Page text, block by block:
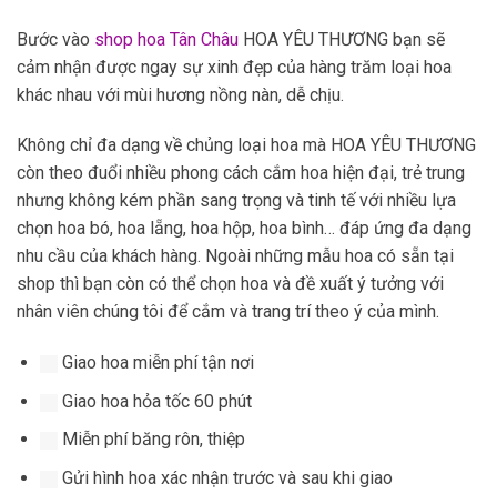
Bước vào shop hoa Tân Châu HOA YÊU THƯƠNG bạn sẽ
cảm nhận được ngay sự xinh đẹp của hàng trăm loại hoa
khác nhau với mùi hương nồng nàn, dễ chịu.
Không chỉ đa dạng về chủng loại hoa mà HOA YÊU THƯƠNG
còn theo đuổi nhiều phong cách cắm hoa hiện đại, trẻ trung
nhưng không kém phần sang trọng và tinh tế với nhiều lựa
chọn hoa bó, hoa lẵng, hoa hộp, hoa bình… đáp ứng đa dạng
nhu cầu của khách hàng. Ngoài những mẫu hoa có sẵn tại
shop thì bạn còn có thể chọn hoa và đề xuất ý tưởng với
nhân viên chúng tôi để cắm và trang trí theo ý của mình.
Giao hoa miễn phí tận nơi
Giao hoa hỏa tốc 60 phút
Miễn phí băng rôn, thiệp
Gửi hình hoa xác nhận trước và sau khi giao